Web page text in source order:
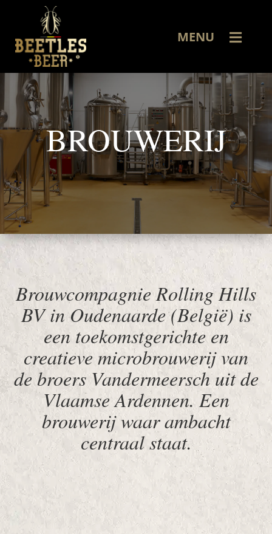
MENU
BROUWERIJ
Brouwcompagnie Rolling Hills
BV in Oudenaarde (België) is
een toekomstgerichte en
creatieve microbrouwerij van
de broers Vandermeersch uit de
Vlaamse Ardennen. Een
brouwerij waar ambacht
centraal staat.